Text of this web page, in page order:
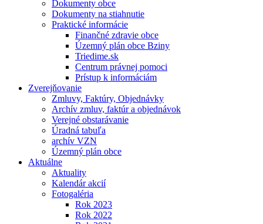
Dokumenty obce
Dokumenty na stiahnutie
Praktické informácie
Finančné zdravie obce
Územný plán obce Bziny
Triedime.sk
Centrum právnej pomoci
Prístup k informáciám
Zverejňovanie
Zmluvy, Faktúry, Objednávky
Archív zmluv, faktúr a objednávok
Verejné obstarávanie
Úradná tabuľa
archív VZN
Územný plán obce
Aktuálne
Aktuality
Kalendár akcií
Fotogaléria
Rok 2023
Rok 2022